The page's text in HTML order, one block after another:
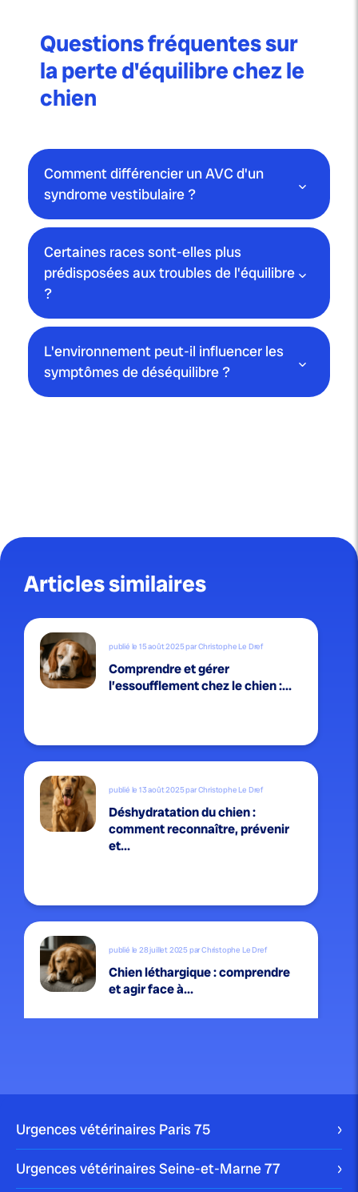
Questions fréquentes sur
la perte d'équilibre chez le
chien
Comment différencier un AVC d'un
syndrome vestibulaire ?
Certaines races sont-elles plus
prédisposées aux troubles de l'équilibre
?
L'environnement peut-il influencer les
symptômes de déséquilibre ?
Articles similaires
publié le 15 août 2025 par Christophe Le Dref
Comprendre et gérer
l’essoufflement chez le chien :...
publié le 13 août 2025 par Christophe Le Dref
Déshydratation du chien :
comment reconnaître, prévenir
et...
publié le 28 juillet 2025 par Christophe Le Dref
Chien léthargique : comprendre
et agir face à...
publié le 26 juillet 2025 par Christophe Le Dref
causes et...
Urgences vétérinaires Paris75
Urgences vétérinaires Seine-et-Marne77